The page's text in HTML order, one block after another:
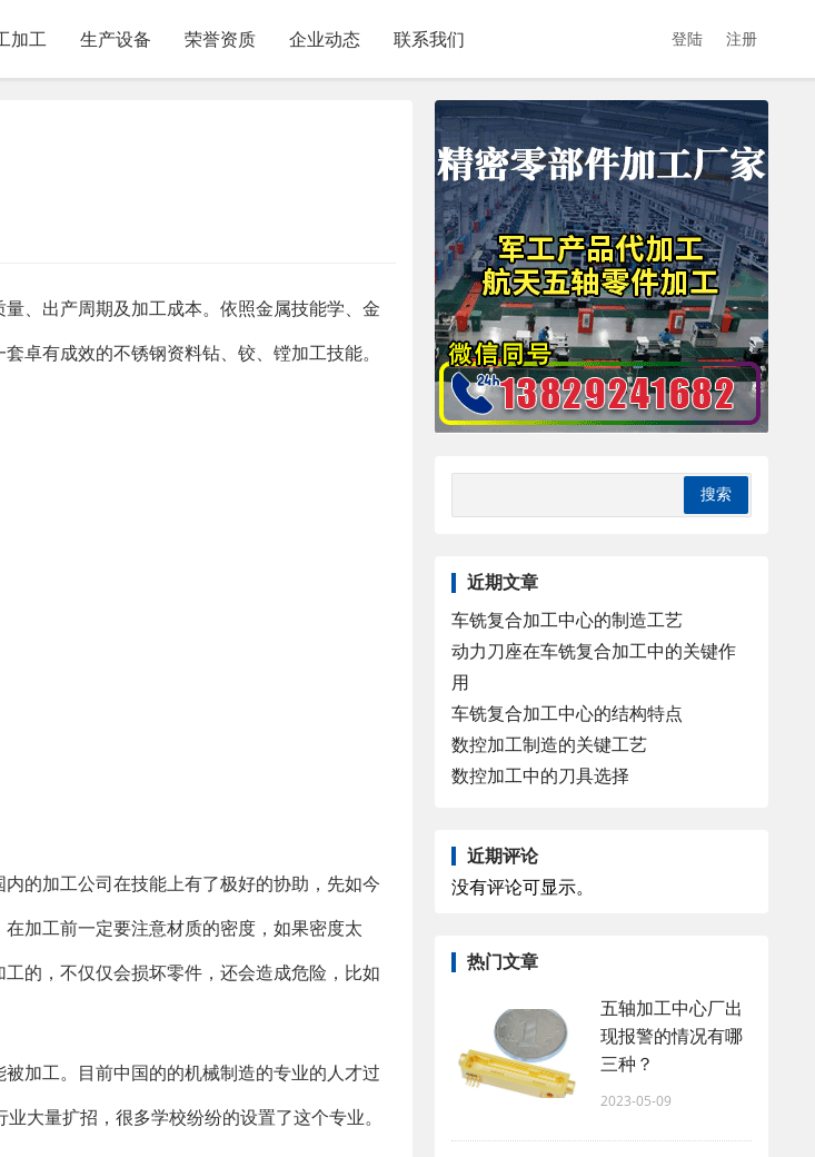
加工 生产设备 荣誉资质 企业动态 联系我们 登陆 注册
、出产周期及加工成本。依照金属技能学、金
卓有成效的不锈钢资料钻、铰、镗加工技能。
的加工公司在技能上有了极好的协助，先如今
加工前一定要注意材质的密度，如果密度太
的，不仅仅会损坏零件，还会造成危险，比如
加工。目前中国的的机械制造的专业的人才过
大量扩招，很多学校纷纷的设置了这个专业。
近期文章
车铣复合加工中心的制造工艺
动力刀座在车铣复合加工中的关键作
用
车铣复合加工中心的结构特点
数控加工制造的关键工艺
数控加工中的刀具选择
近期评论
没有评论可显示。
热门文章
五轴加工中心厂出
现报警的情况有哪
三种？
2023-05-09